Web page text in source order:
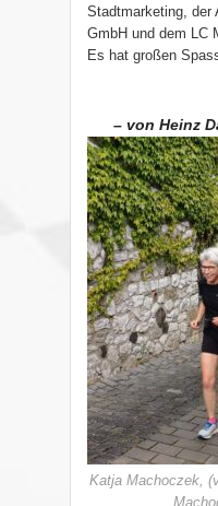
Stadtmarketing, der
GmbH und dem LC
Es hat großen
– von Heinz
Katja Machoczek,